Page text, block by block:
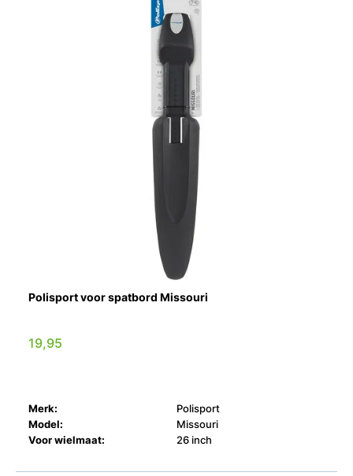
Polisport voor spatbord Missouri
19,95
Merk:
Polisport
Model:
Missouri
Voor wielmaat:
26 inch